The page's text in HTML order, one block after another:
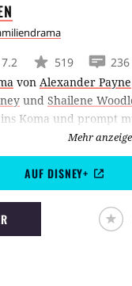
7.2 519
236
von Alexander Payne
und Shailene
Koma und prompt
von seiner Tochter
eine Affäre hatte.
Mehr
AUF DISNEY+